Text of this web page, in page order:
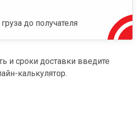
до получателя
и сроки доставки введите
калькулятор.